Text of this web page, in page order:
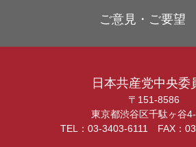
ご意見・ご要望
日本共産党中央委
〒151-8586
東京都渋谷区千駄ヶ谷
TEL：03-3403-6111 FAX：